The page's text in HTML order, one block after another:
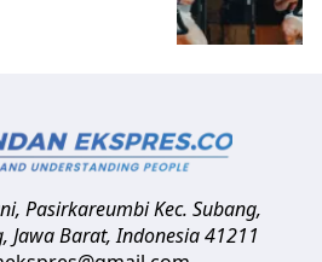
Pasirkareumbi Kec. Subang,
Jawa Barat,Indonesia41211